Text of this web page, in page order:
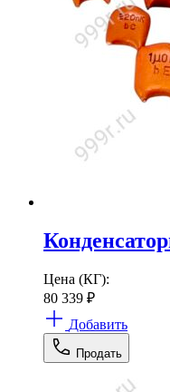
Цена (КГ):
80 339 ₽
Добавить
Продать